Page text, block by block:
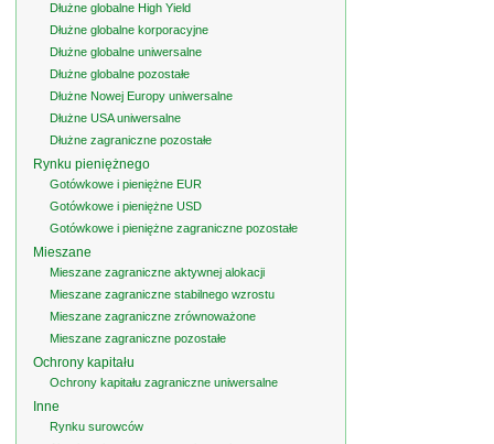
Dłużne globalne High Yield
Dłużne globalne korporacyjne
Dłużne globalne uniwersalne
Dłużne globalne pozostałe
Dłużne Nowej Europy uniwersalne
Dłużne USA uniwersalne
Dłużne zagraniczne pozostałe
Rynku pieniężnego
Gotówkowe i pieniężne EUR
Gotówkowe i pieniężne USD
Gotówkowe i pieniężne zagraniczne pozostałe
Mieszane
Mieszane zagraniczne aktywnej alokacji
Mieszane zagraniczne stabilnego wzrostu
Mieszane zagraniczne zrównoważone
Mieszane zagraniczne pozostałe
Ochrony kapitału
Ochrony kapitału zagraniczne uniwersalne
Inne
Rynku surowców